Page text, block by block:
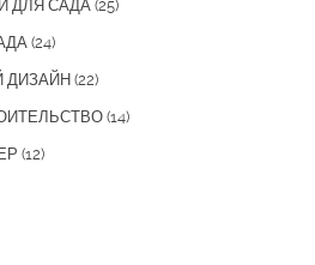
ДЛЯ САДА (25)
(24)
(22)
(14)
(12)